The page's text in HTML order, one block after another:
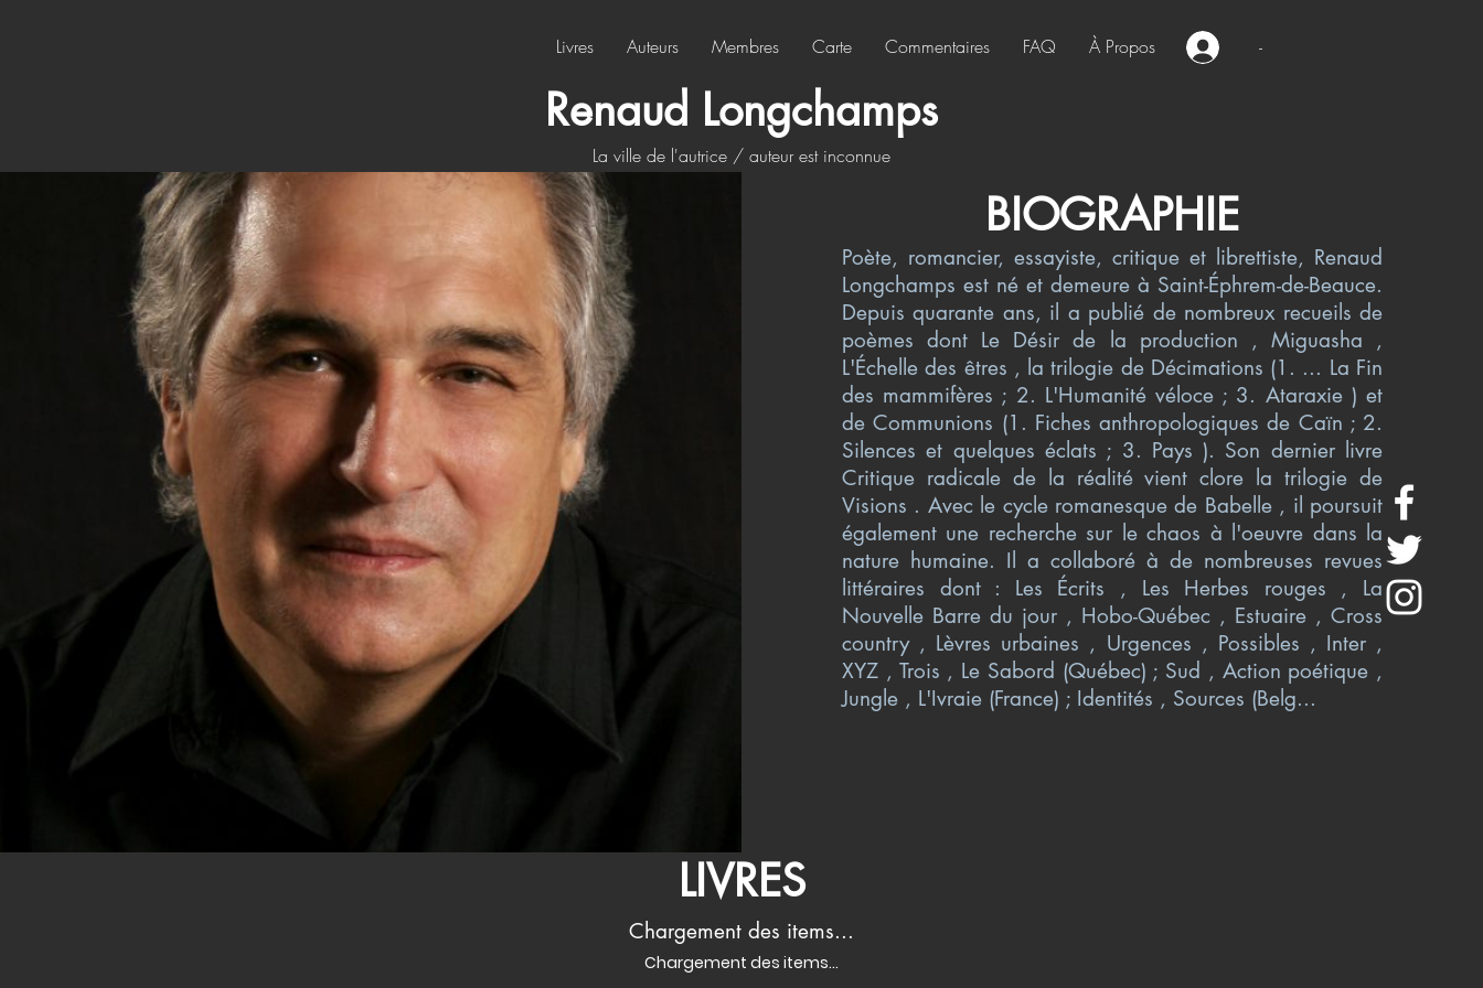
Livres Auteurs Membres Carte Commentaires FAQ À Propos -
Renaud Longchamps
La ville de l'autrice / auteur est inconnue
BIOGRAPHIE
Poète, romancier, essayiste, critique et librettiste, Renaud
Longchamps est né et demeure à Saint-Éphrem-de-Beauce.
Depuis quarante ans, il a publié de nombreux recueils de
poèmes dont Le Désir de la production , Miguasha ,
L'Échelle des êtres , la trilogie de Décimations (1. ... La Fin
des mammifères ; 2. L'Humanité véloce ; 3. Ataraxie ) et
de Communions (1. Fiches anthropologiques de Caïn ; 2.
Silences et quelques éclats ; 3. Pays ). Son dernier livre
Critique radicale de la réalité vient clore la trilogie de
Visions . Avec le cycle romanesque de Babelle , il poursuit
également une recherche sur le chaos à l'oeuvre dans la
nature humaine. Il a collaboré à de nombreuses revues
littéraires dont : Les Écrits , Les Herbes rouges , La
Nouvelle Barre du jour , Hobo-Québec , Estuaire , Cross
country , Lèvres urbaines , Urgences , Possibles , Inter ,
XYZ , Trois , Le Sabord (Québec) ; Sud , Action poétique ,
Jungle , L'Ivraie (France) ; Identités , Sources (Belg...
LIVRES
Chargement des items...
Chargement des items...